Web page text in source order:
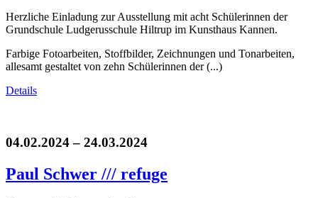
Herzliche Einladung zur Ausstellung mit acht Schülerinnen der
Grundschule Ludgerusschule Hiltrup im Kunsthaus Kannen.
Farbige Fotoarbeiten, Stoffbilder, Zeichnungen und Tonarbeiten,
allesamt gestaltet von zehn Schülerinnen der (...)
Details
04.02.2024 – 24.03.2024
Paul Schwer /// refuge